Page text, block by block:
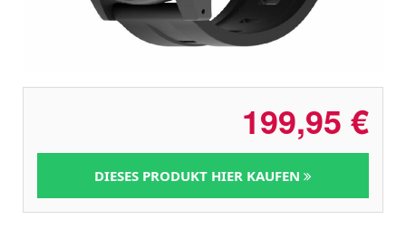
199,95 €
DIESES PRODUKT HIER KAUFEN